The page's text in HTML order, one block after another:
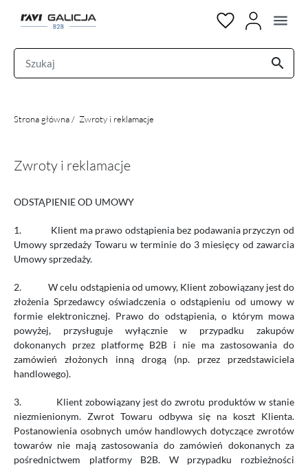
menu
search
Strona główna Zwroty i reklamacje
Zwroty i reklamacje
ODSTĄPIENIE OD UMOWY
1.
Klient ma prawo odstąpienia bez podawania przyczyn od
Umowy sprzedaży Towaru w terminie do 3 miesięcy od zawarcia
Umowy sprzedaży.
2.
W celu odstąpienia od umowy, Klient zobowiązany jest do
złożenia Sprzedawcy oświadczenia o odstąpieniu od umowy w
formie elektronicznej. Prawo do odstąpienia, o którym mowa
powyżej, przysługuje wyłącznie w przypadku zakupów
dokonanych przez platformę B2B i nie ma zastosowania do
zamówień złożonych inną drogą (np. przez przedstawiciela
handlowego).
3.
Klient zobowiązany jest do zwrotu produktów w stanie
niezmienionym. Zwrot Towaru odbywa się na koszt Klienta.
Postanowienia osobnych umów handlowych dotyczące zwrotów
towarów nie mają zastosowania do zamówień dokonanych za
pośrednictwem platformy B2B. W przypadku rozbieżności